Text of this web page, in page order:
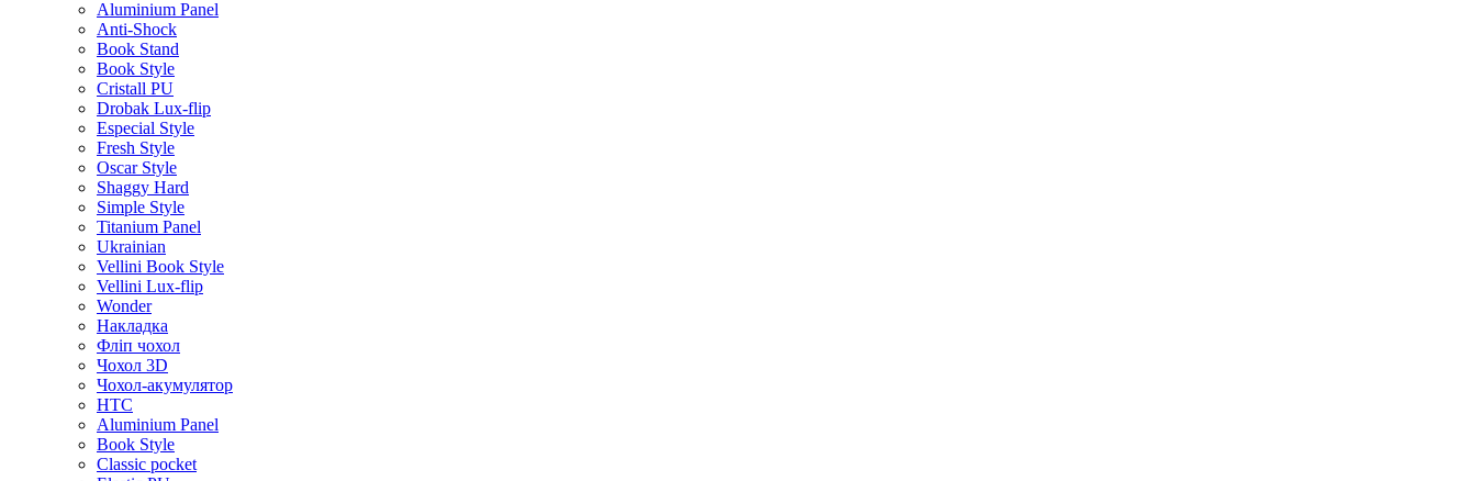
Aluminium Panel
Anti-Shock
Book Stand
Book Style
Cristall PU
Drobak Lux-flip
Especial Style
Fresh Style
Oscar Style
Shaggy Hard
Simple Style
Titanium Panel
Ukrainian
Vellini Book Style
Vellini Lux-flip
Wonder
Накладка
Фліп чохол
Чохол 3D
Чохол-акумулятор
HTC
Aluminium Panel
Book Style
Classic pocket